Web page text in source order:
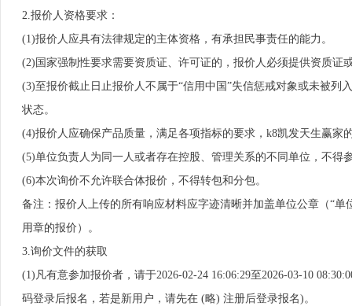
2.报价人资格要求：
(1)报价人应具有法律规定的主体资格，有承担民事责任的能力。
(2)国家强制性要求需要资质证、许可证的，报价人必须提供资质证
(3)至报价截止日止报价人不属于“信用中国”失信惩戒对象或未被
状态。
(4)报价人应确保产品质量，满足各项指标的要求，k8凯发天生赢家
(5)单位负责人为同一人或者存在控股、管理关系的不同单位，不得
(6)本次询价不允许联合体报价，不得转包和分包。
备注：报价人上传的所有响应材料应字迹清晰并加盖单位公章（“
用章的报价）。
3.询价文件的获取
(1)凡有意参加报价者，请于2026-02-24 16:06:29至2026-03-10
码登录后报名，若是新用户，请先在 (略) 注册后登录报名)。